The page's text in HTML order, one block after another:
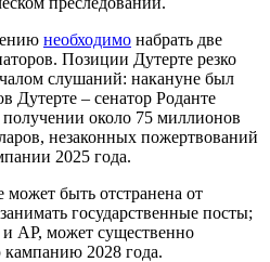
необходимо набрать две
Позиции Дутерте резко
слушаний: накануне был
Дутерте – сенатор Роданте
около 75 миллионов
незаконных пожертвований
2025 года.
может быть отстранена от
государственные посты;
и AP, может существенно
кампанию 2028 года.